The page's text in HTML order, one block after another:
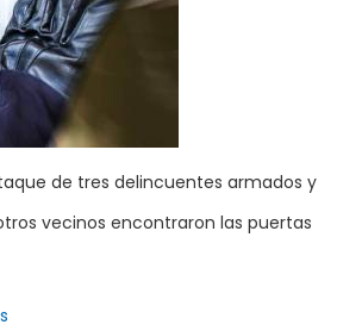
de tres delincuentes armados y
vecinos encontraron las puertas